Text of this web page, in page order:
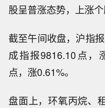
股呈普涨态势，上涨个
截至午间收盘，沪指
成指报9816.10点，
点，涨0.61%。
盘面上，环氧丙烷、